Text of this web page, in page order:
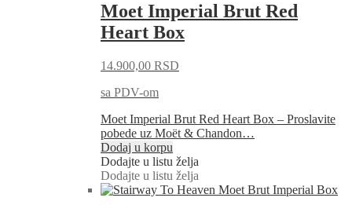
Moet Imperial Brut Red
Heart Box
14.900,00 RSD
sa PDV-om
Moet Imperial Brut Red Heart Box – Proslavite
pobede uz Moët & Chandon…
Dodaj u korpu
Dodajte u listu želja
Dodajte u listu želja